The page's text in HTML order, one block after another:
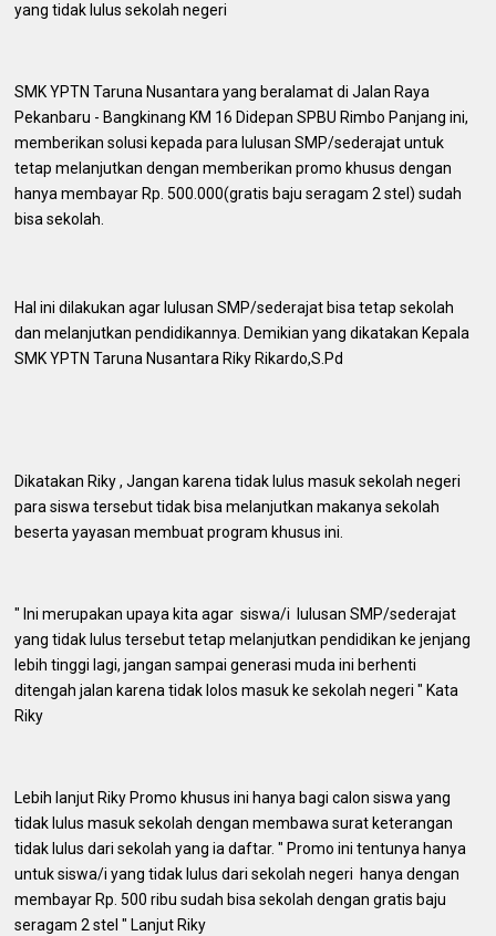
yang tidak lulus sekolah negeri
SMK YPTN Taruna Nusantara yang beralamat di Jalan Raya
Pekanbaru - Bangkinang KM 16 Didepan SPBU Rimbo Panjang ini,
memberikan solusi kepada para lulusan SMP/sederajat untuk
tetap melanjutkan dengan memberikan promo khusus dengan
hanya membayar Rp. 500.000(gratis baju seragam 2 stel) sudah
bisa sekolah.
Hal ini dilakukan agar lulusan SMP/sederajat bisa tetap sekolah
dan melanjutkan pendidikannya. Demikian yang dikatakan Kepala
SMK YPTN Taruna Nusantara Riky Rikardo,S.Pd
Dikatakan Riky , Jangan karena tidak lulus masuk sekolah negeri
para siswa tersebut tidak bisa melanjutkan makanya sekolah
beserta yayasan membuat program khusus ini.
" Ini merupakan upaya kita agar siswa/i lulusan SMP/sederajat
yang tidak lulus tersebut tetap melanjutkan pendidikan ke jenjang
lebih tinggi lagi, jangan sampai generasi muda ini berhenti
ditengah jalan karena tidak lolos masuk ke sekolah negeri " Kata
Riky
Lebih lanjut Riky Promo khusus ini hanya bagi calon siswa yang
tidak lulus masuk sekolah dengan membawa surat keterangan
tidak lulus dari sekolah yang ia daftar. " Promo ini tentunya hanya
untuk siswa/i yang tidak lulus dari sekolah negeri hanya dengan
membayar Rp. 500 ribu sudah bisa sekolah dengan gratis baju
seragam 2 stel " Lanjut Riky